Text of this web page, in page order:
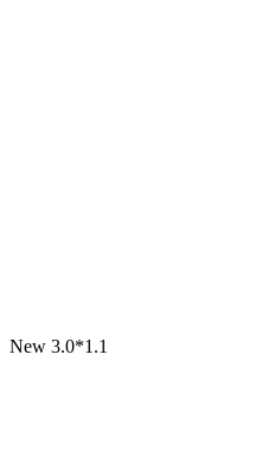
New 3.0*1.1